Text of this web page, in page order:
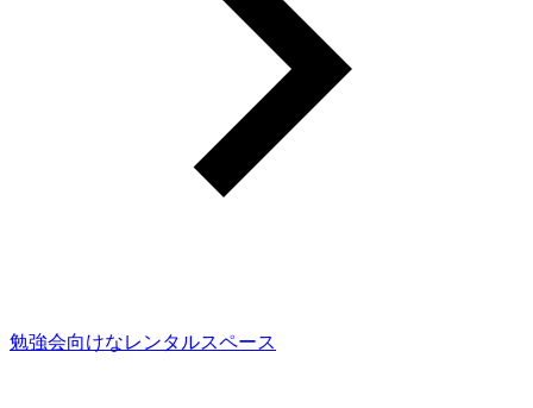
勉強会向けなレンタルスペース